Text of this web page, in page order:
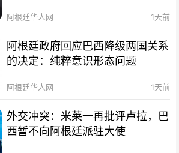
阿根廷华人网 1天前
阿根廷政府回应巴西降级两国关系
的决定：纯粹意识形态问题
阿根廷华人网 1天前
外交冲突：米莱一再批评卢拉，巴
西暂不向阿根廷派驻大使